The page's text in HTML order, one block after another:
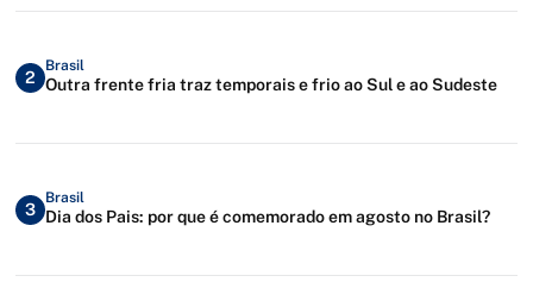
2
Brasil
Outra frente fria traz temporais e frio ao Sul e ao Sudeste
3
Brasil
Dia dos Pais: por que é comemorado em agosto no Brasil?